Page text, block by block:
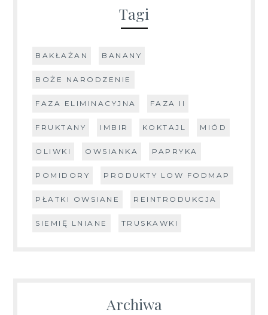
Tagi
BAKŁAŻAN BANANY
BOŻE NARODZENIE
FAZA ELIMINACYJNA FAZA II
FRUKTANY IMBIR KOKTAJL MIÓD
OLIWKI OWSIANKA PAPRYKA
POMIDORY PRODUKTY LOW FODMAP
PŁATKI OWSIANE REINTRODUKCJA
SIEMIĘ LNIANE TRUSKAWKI
Archiwa